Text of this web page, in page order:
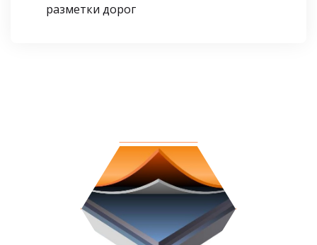
разметки дорог